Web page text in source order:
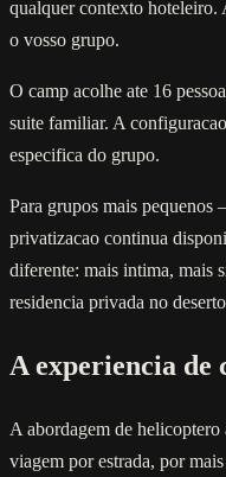
qualquer contexto hoteleiro.
o vosso grupo.
O camp acolhe ate 16
suite familiar. A
especifica do grupo.
Para grupos mais
privatizacao continua
diferente: mais intima, mais
residencia privada no
A experiencia de
A abordagem de
viagem por estrada, por